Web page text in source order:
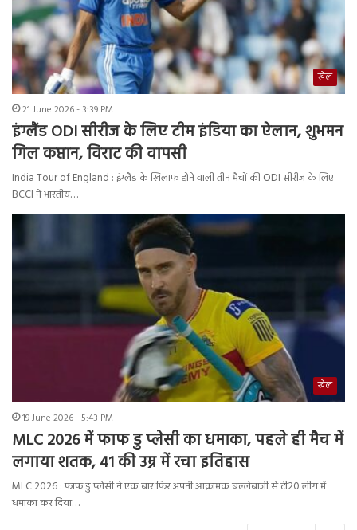
खेल
21 June 2026 - 3:39 PM
इंग्लैंड ODI सीरीज के लिए टीम इंडिया का ऐलान, शुभमन
गिल कप्तान, विराट की वापसी
India Tour of England : इंग्लैंड के खिलाफ होने वाली तीन मैचों की ODI सीरीज के लिए
BCCI ने भारतीय…
खेल
19 June 2026 - 5:43 PM
MLC 2026 में फाफ डु प्लेसी का धमाका, पहले ही मैच में
लगाया शतक, 41 की उम्र में रचा इतिहास
MLC 2026 : फाफ डु प्लेसी ने एक बार फिर अपनी आक्रामक बल्लेबाजी से टी20 लीग में
धमाका कर दिया…